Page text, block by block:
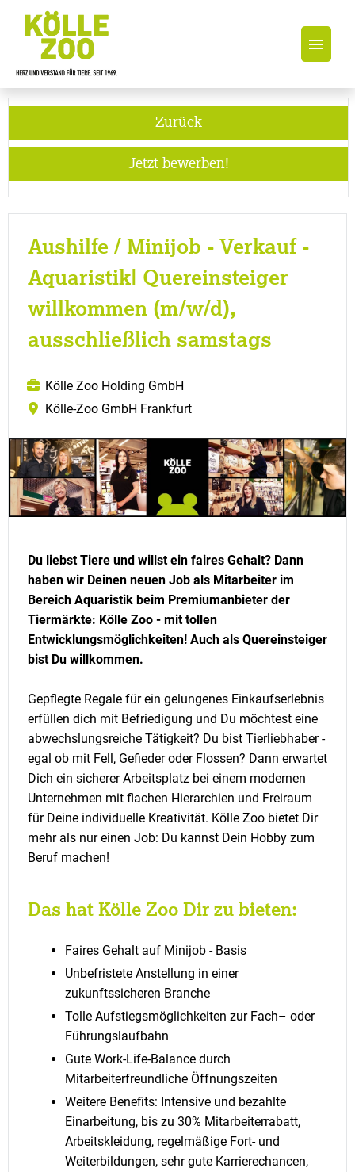
Jobs
Zurück
Jetzt bewerben!
Aushilfe / Minijob - Verkauf -
Aquaristik| Quereinsteiger
willkommen (m/w/d),
ausschließlich samstags
Kölle Zoo Holding GmbH
Kölle-Zoo GmbH Frankfurt
Du liebst Tiere und willst ein faires Gehalt? Dann
haben wir Deinen neuen Job als Mitarbeiter im
Bereich Aquaristik beim Premiumanbieter der
Tiermärkte: Kölle Zoo - mit tollen
Entwicklungsmöglichkeiten! Auch als Quereinsteiger
bist Du willkommen.
Gepflegte Regale für ein gelungenes Einkaufserlebnis
erfüllen dich mit Befriedigung und Du möchtest eine
abwechslungsreiche Tätigkeit? Du bist Tierliebhaber -
egal ob mit Fell, Gefieder oder Flossen? Dann erwartet
Dich ein sicherer Arbeitsplatz bei einem modernen
Unternehmen mit flachen Hierarchien und Freiraum
für Deine individuelle Kreativität. Kölle Zoo bietet Dir
mehr als nur einen Job: Du kannst Dein Hobby zum
Beruf machen!
Das hat Kölle Zoo Dir zu bieten:
Faires Gehalt auf Minijob - Basis
Unbefristete Anstellung in einer
zukunftssicheren Branche
Tolle Aufstiegsmöglichkeiten zur Fach– oder
Führungslaufbahn
Gute Work-Life-Balance durch
Mitarbeiterfreundliche Öffnungszeiten
Weitere Benefits: Intensive und bezahlte
Einarbeitung, bis zu 30% Mitarbeiterrabatt,
Arbeitskleidung, regelmäßige Fort- und
Weiterbildungen, sehr gute Karrierechancen,